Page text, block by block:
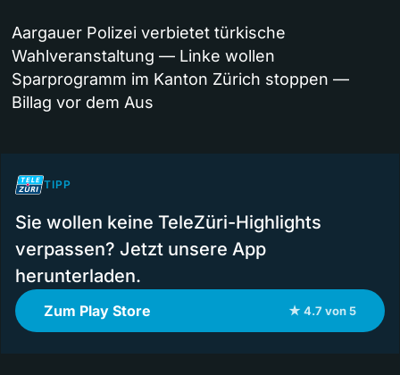
Aargauer Polizei verbietet türkische
Wahlveranstaltung — Linke wollen
Sparprogramm im Kanton Zürich stoppen —
Billag vor dem Aus
TIPP
Sie wollen keine TeleZüri-Highlights
verpassen? Jetzt unsere App
herunterladen.
Zum Play Store ★ 4.7 von 5